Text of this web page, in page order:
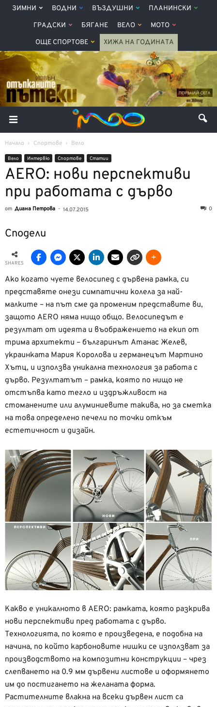
ЗИМНИ ВОДНИ ВЪЗДУШНИ ПЛАНИНСКИ
ГРАДСКИ БЯГАНЕ ВЕЛО МОТО
ОЩЕ СПОРТОВЕ ХИЖА НА ГОДИНАТА
Начало Спортове Вело
Вело Интервю Спортове Статии
AERO: нови перспективи
при работата с дърво
от Диана Петрова - 14.07.2015 0
Сподели
SHARES
Ако когато чуете велосипед с дървена рамка, си
представяте онези симпатични колела за най-
малките – на път сме да променим представите ви,
защото AERO няма нищо общо. Велосипедът е
резултат от идеята и въображението на екип от
трима архитекти – българинът Атанас Желев,
украинката Мария Королова и германецът Мартино
Хътц, и използва уникална технология за работа с
дърво. Резултатът – рамка, която по нищо не
отстъпва като тегло и издръжливост на
стоманените или алуминиевите такива, но за сметка
на това определено печели по точки откъм
естетичност и дизайн.
Какво е уникалното в AERO: рамката, която разкрива
нови перспективи пред работата с дърво.
Технологията, по която е произведена, е подобна на
начина, по който карбоновите нишки се използват за
производството на композитни конструкции – чрез
слепването на 0.9 мм дървени листове и оформянето
им до постигането на желаната форма.
Растителните влакна на всеки дървен лист са